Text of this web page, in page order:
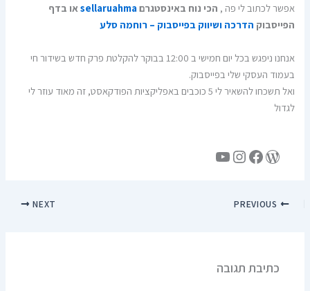
אפשר לכתוב לי פה , הכי נוח באינסטגרם sellaruahma או בדף
הפייסבוק הדרכה ושיווק בפייסבוק – רוחמה סלע
אנחנו ניפגש בכל יום חמישי ב 12:00 בבוקר להקלטת פרק חדש בשידור חי
בעמוד העסקי שלי בפייסבוק.
ואל תשכחו להשאיר לי 5 כוכבים באפליקציות הפודקאסט, זה מאוד עוזר לי
לגדול
NEXT
כתיבת תגובה